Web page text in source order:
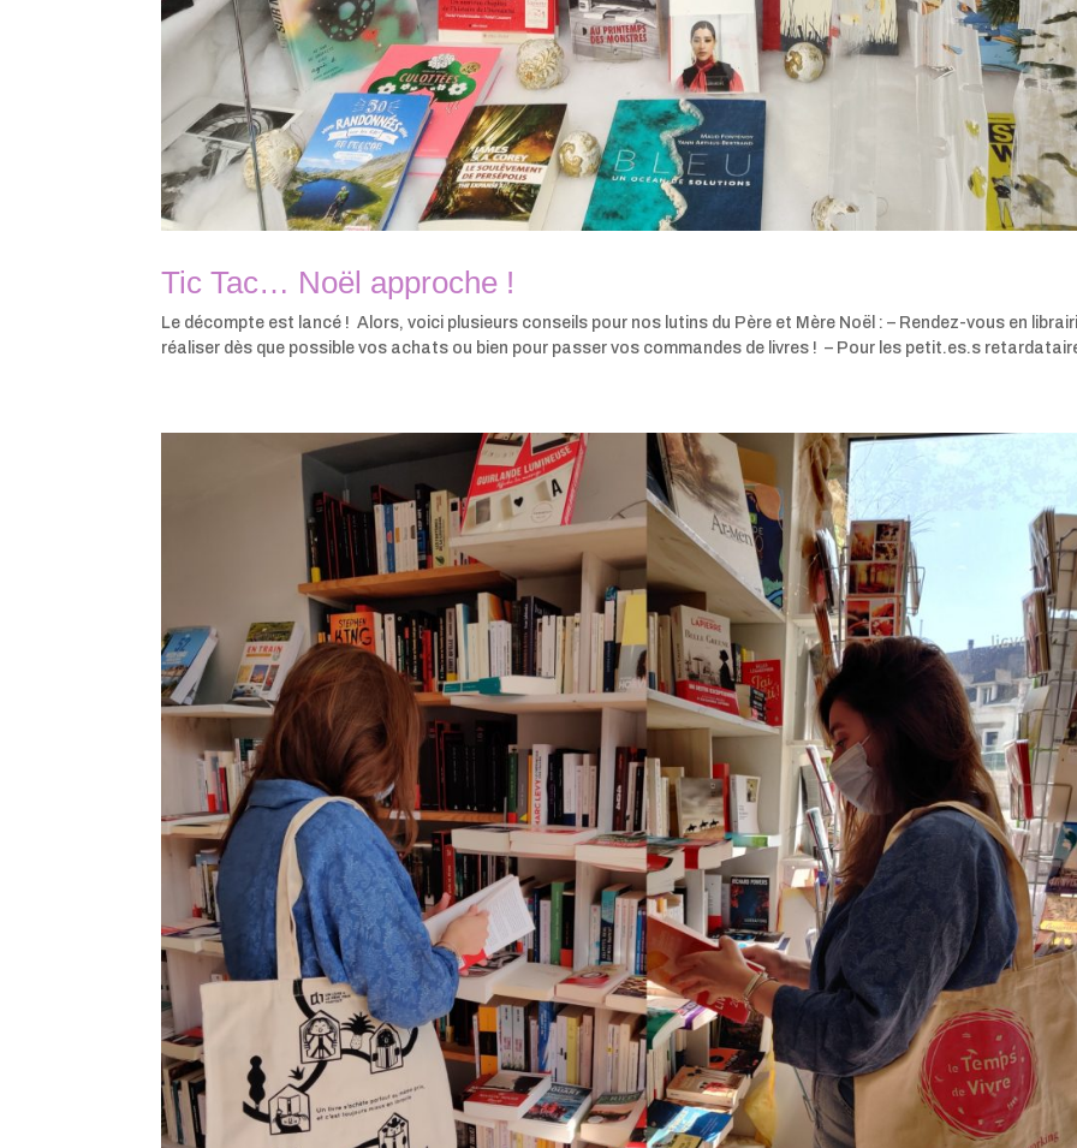
Tic Tac… Noël approche !
Le décompte est lancé ! Alors, voici plusieurs conseils pour nos lutins du Père et Mère Noël : – Rendez-vous en
réaliser dès que possible vos achats ou bien pour passer vos commandes de livres ! – Pour les petit.es.s